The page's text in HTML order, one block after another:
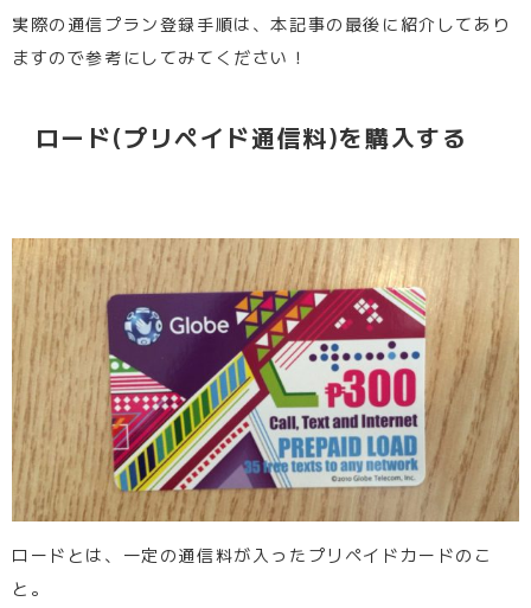
実際の通信プラン登録手順は、本記事の最後に紹介してあり
ますので参考にしてみてください！
ロード(プリペイド通信料)を購入する
ロードとは、一定の通信料が入ったプリペイドカードのこ
と。